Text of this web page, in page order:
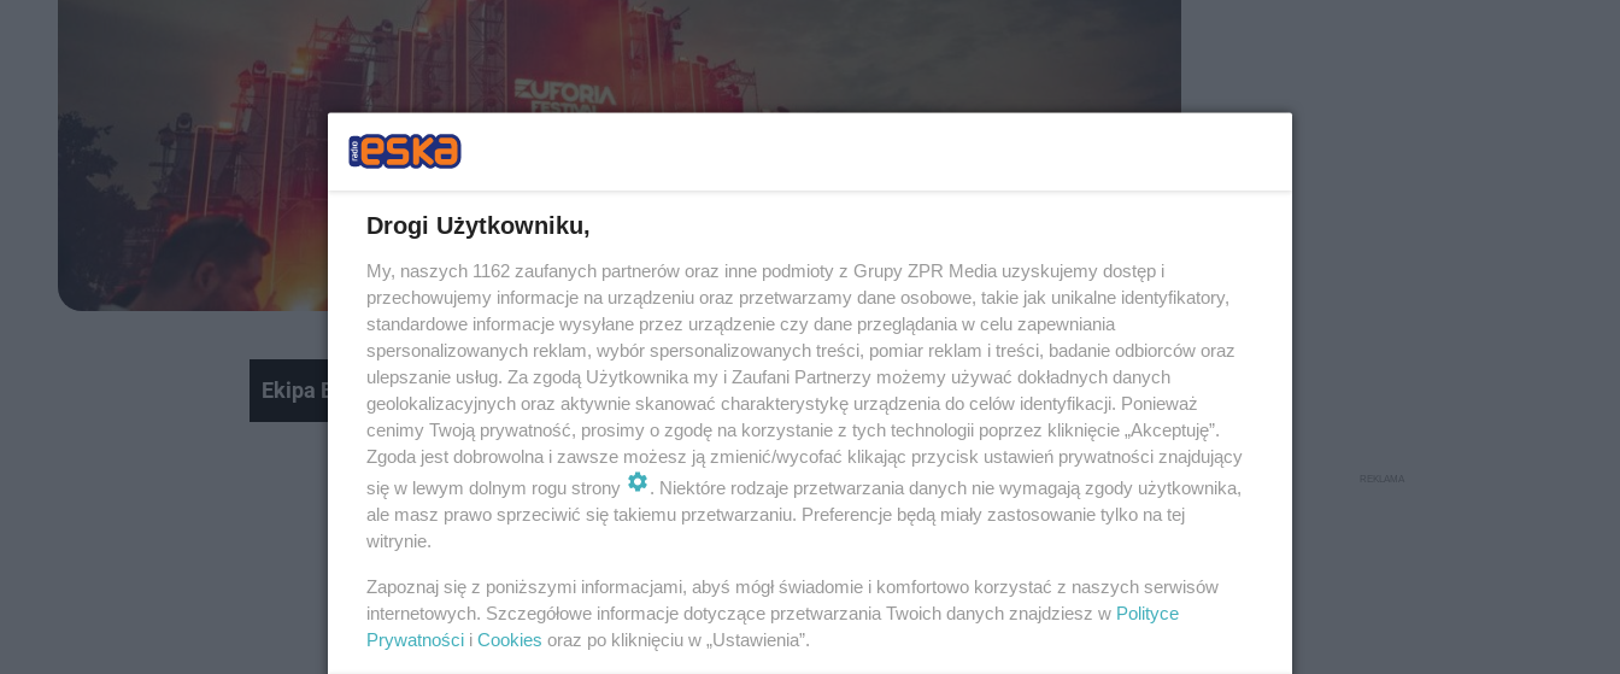
Ekipa Eska Summer City w Boszkowie
Drogi Użytkowniku,
My, naszych 1162 zaufanych partnerów oraz inne podmioty z Grupy ZPR Media uzyskujemy dostęp i
przechowujemy informacje na urządzeniu oraz przetwarzamy dane osobowe, takie jak unikalne identyfikatory,
standardowe informacje wysyłane przez urządzenie czy dane przeglądania w celu zapewniania
spersonalizowanych reklam, wybór spersonalizowanych treści, pomiar reklam i treści, badanie odbiorców oraz
ulepszanie usług. Za zgodą Użytkownika my i Zaufani Partnerzy możemy używać dokładnych danych
geolokalizacyjnych oraz aktywnie skanować charakterystykę urządzenia do celów identyfikacji. Ponieważ
cenimy Twoją prywatność, prosimy o zgodę na korzystanie z tych technologii poprzez kliknięcie „Akceptuję”.
Zgoda jest dobrowolna i zawsze możesz ją zmienić/wycofać klikając przycisk ustawień prywatności znajdujący
się w lewym dolnym rogu strony
. Niektóre rodzaje przetwarzania danych nie wymagają zgody użytkownika,
ale masz prawo sprzeciwić się takiemu przetwarzaniu. Preferencje będą miały zastosowanie tylko na tej
witrynie.
Zapoznaj się z poniższymi informacjami, abyś mógł świadomie i komfortowo korzystać z naszych serwisów
internetowych. Szczegółowe informacje dotyczące przetwarzania Twoich danych znajdziesz w Polityce
Prywatności i Cookies oraz po kliknięciu w „Ustawienia”.